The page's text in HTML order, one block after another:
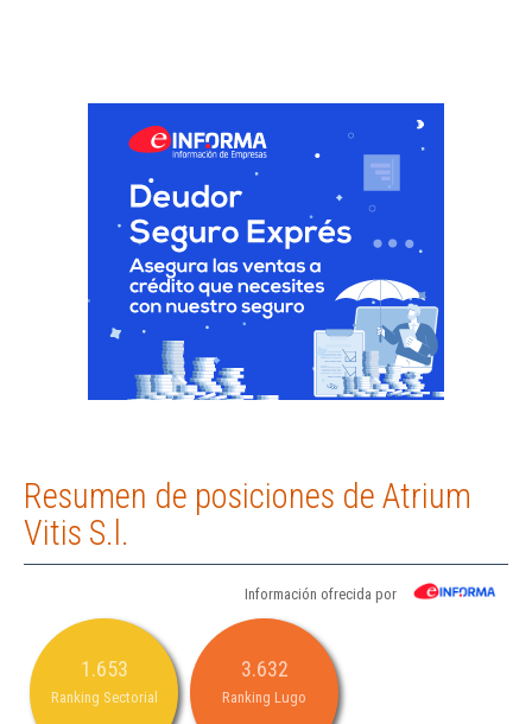
Resumen de posiciones de Atrium
Vitis S.l.
Información ofrecida por
1.653
Ranking Sectorial
3.632
Ranking Lugo